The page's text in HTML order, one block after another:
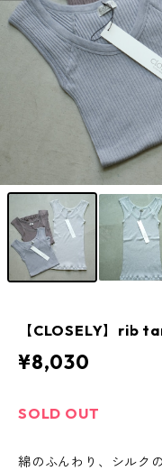
【CLOSELY】rib
¥8,030
SOLD OUT
綿のふんわり、シルク